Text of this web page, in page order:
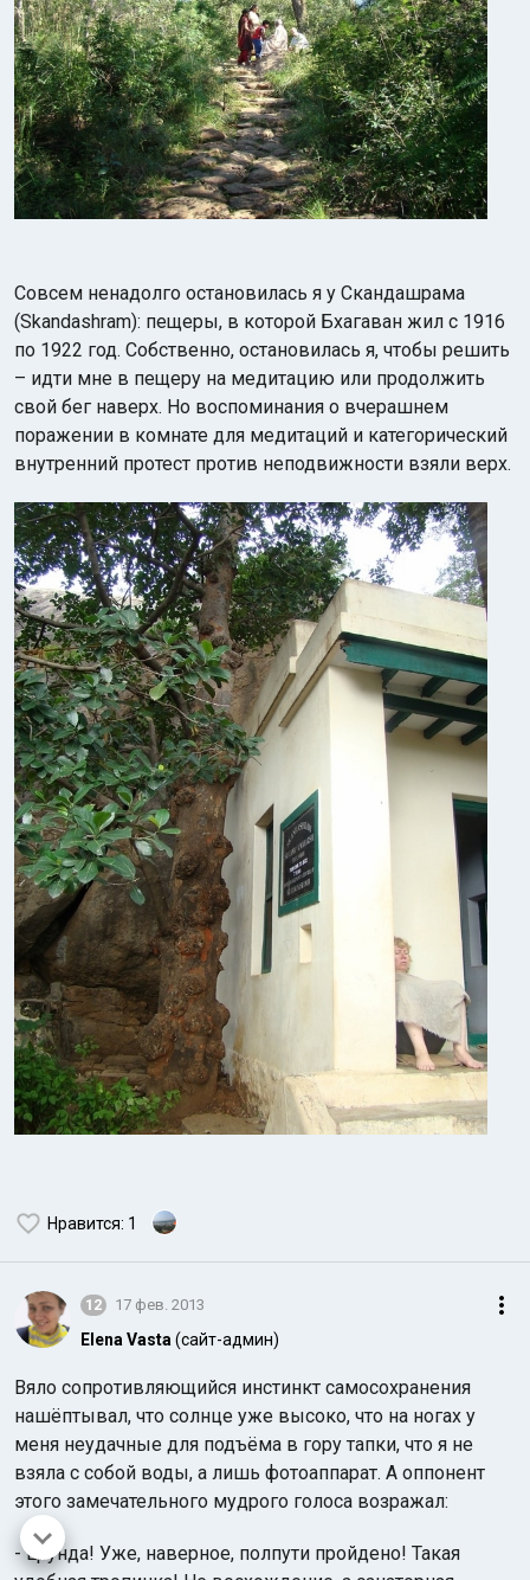
Совсем ненадолго остановилась я у Скандашрама
(Skandashram): пещеры, в которой Бхагаван жил с 1916
по 1922 год. Собственно, остановилась я, чтобы решить
– идти мне в пещеру на медитацию или продолжить
свой бег наверх. Но воспоминания о вчерашнем
поражении в комнате для медитаций и категорический
внутренний протест против неподвижности взяли верх.
Нравится: 1
12 17 фев. 2013
Elena Vasta (сайт-админ)
Вяло сопротивляющийся инстинкт самосохранения
нашёптывал, что солнце уже высоко, что на ногах у
меня неудачные для подъёма в гору тапки, что я не
взяла с собой воды, а лишь фотоаппарат. А оппонент
этого замечательного мудрого голоса возражал:
- Ерунда! Уже, наверное, полпути пройдено! Такая